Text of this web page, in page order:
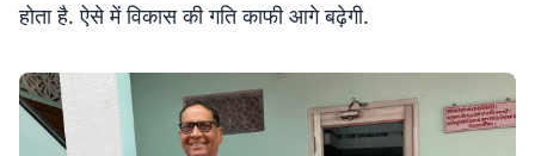
होता है. ऐसे में विकास की गति काफी आगे बढ़ेगी.